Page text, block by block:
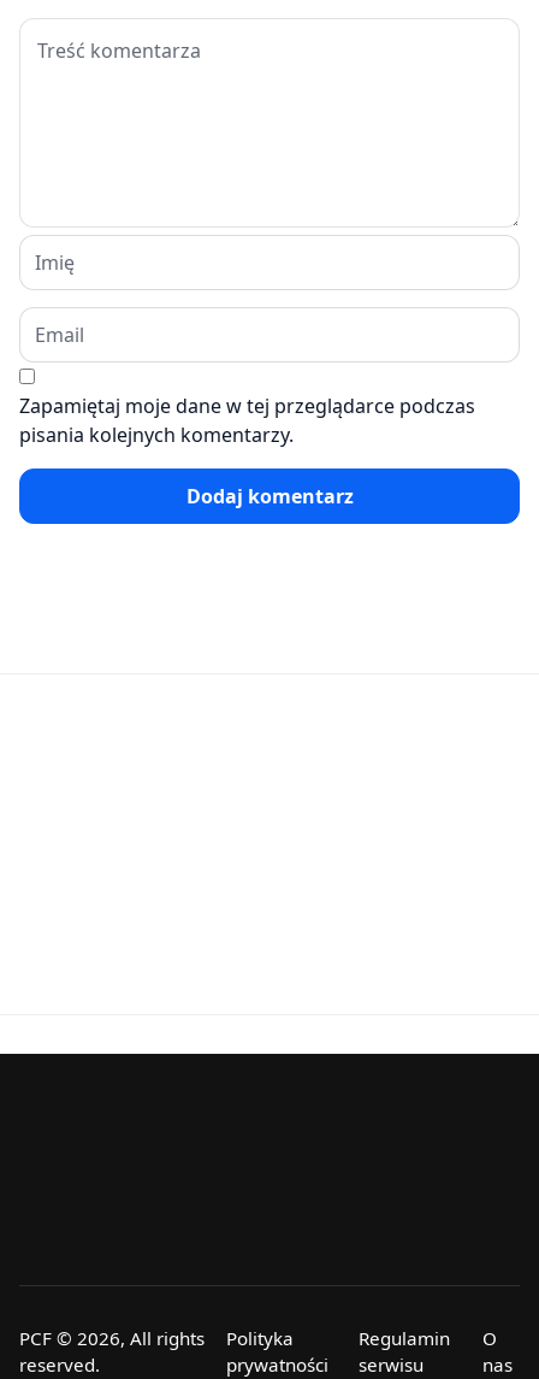
Zapamiętaj moje dane w tej przeglądarce podczas
pisania kolejnych komentarzy.
Dodaj komentarz
PCF © 2026, All rights
reserved.
Polityka
prywatności
Regulamin
serwisu
O
nas